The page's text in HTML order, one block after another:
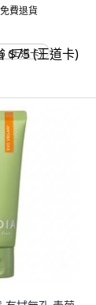
費退貨
(王道卡)